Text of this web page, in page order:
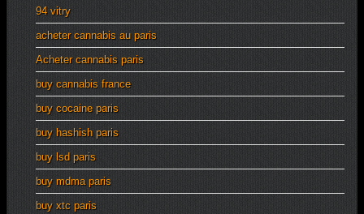
94 vitry
acheter cannabis au paris
Acheter cannabis paris
buy cannabis france
buy cocaine paris
buy hashish paris
buy lsd paris
buy mdma paris
buy xtc paris